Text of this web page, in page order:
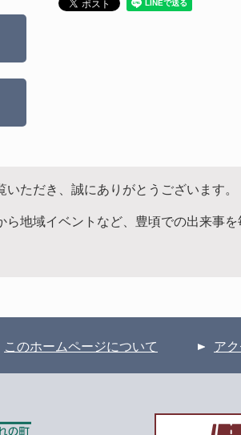
ただき、誠にありがとうございます。
地域イベントなど、豊頃での出来事を
このホームページについて ア